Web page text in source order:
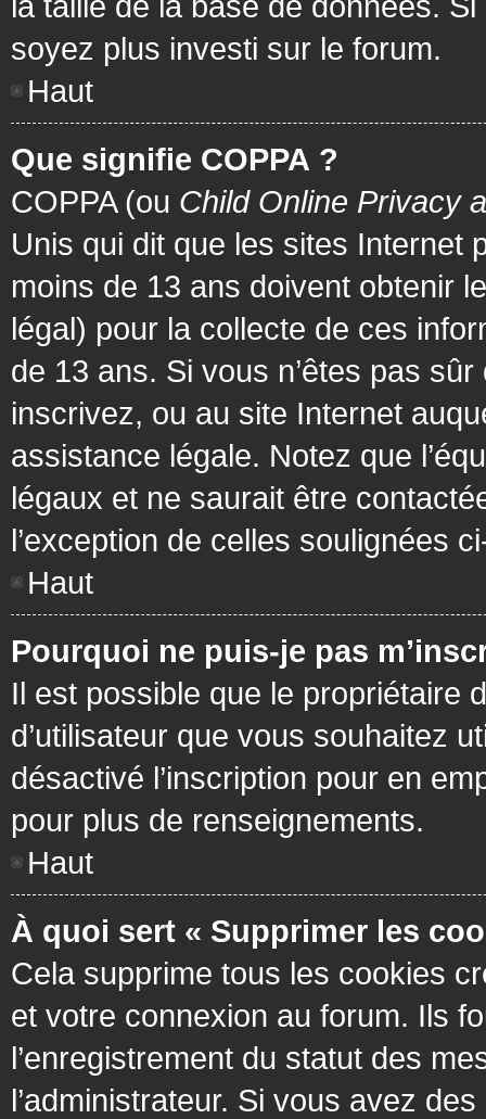
soyez plus investi sur le forum.
Haut
Que signifie COPPA ?
COPPA (ou Child Online Privacy
Unis qui dit que les sites Internet
moins de 13 ans doivent obtenir
légal) pour la collecte de ces
de 13 ans. Si vous n’êtes pas
inscrivez, ou au site Internet
assistance légale. Notez que
légaux et ne saurait être
l’exception de celles soulignées
Haut
Pourquoi ne puis-je pas
Il est possible que le propriétaire
d’utilisateur que vous souhaitez
désactivé l’inscription pour en
pour plus de renseignements.
Haut
À quoi sert « Supprimer les
Cela supprime tous les cookies
et votre connexion au forum. Ils
l’enregistrement du statut des
l’administrateur. Si vous avez